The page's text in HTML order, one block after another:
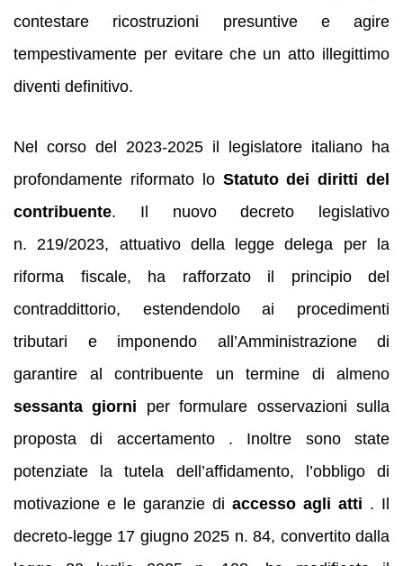
contestare ricostruzioni presuntive e agire
tempestivamente per evitare che un atto illegittimo
diventi definitivo.
Nel corso del 2023‑2025 il legislatore italiano ha
profondamente riformato lo Statuto dei diritti del
contribuente. Il nuovo decreto legislativo
n. 219/2023, attuativo della legge delega per la
riforma fiscale, ha rafforzato il principio del
contraddittorio, estendendolo ai procedimenti
tributari e imponendo all’Amministrazione di
garantire al contribuente un termine di almeno
sessanta giorni per formulare osservazioni sulla
proposta di accertamento . Inoltre sono state
potenziate la tutela dell’affidamento, l’obbligo di
motivazione e le garanzie di accesso agli atti . Il
decreto‑legge 17 giugno 2025 n. 84, convertito dalla